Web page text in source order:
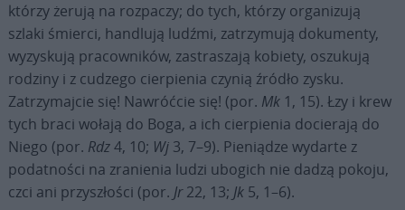
którzy żerują na rozpaczy; do tych, którzy organizują
szlaki śmierci, handlują ludźmi, zatrzymują dokumenty,
wyzyskują pracowników, zastraszają kobiety, oszukują
rodziny i z cudzego cierpienia czynią źródło zysku.
Zatrzymajcie się! Nawróćcie się! (por. Mk1, 15). Łzy i krew
tych braci wołają do Boga, a ich cierpienia docierają do
Niego (por. Rdz4, 10; Wj3, 7–9). Pieniądze wydarte z
podatności na zranienia ludzi ubogich nie dadzą pokoju,
czci ani przyszłości (por. Jr22, 13; Jk5, 1–6).